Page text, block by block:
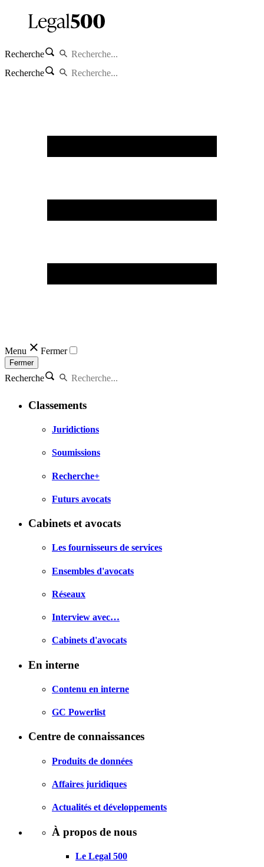
Recherche
Recherche
Menu Fermer
Fermer
Recherche
Classements
Juridictions
Soumissions
Recherche+
Futurs avocats
Cabinets et avocats
Les fournisseurs de services
Ensembles d'avocats
Réseaux
Interview avec…
Cabinets d'avocats
En interne
Contenu en interne
GC Powerlist
Centre de connaissances
Produits de données
Affaires juridiques
Actualités et développements
À propos de nous
Le Legal 500